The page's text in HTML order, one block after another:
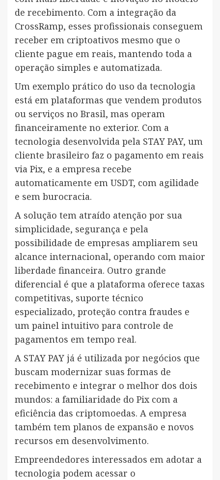
de recebimento. Com a integração da
CrossRamp, esses profissionais conseguem
receber em criptoativos mesmo que o
cliente pague em reais, mantendo toda a
operação simples e automatizada.
Um exemplo prático do uso da tecnologia
está em plataformas que vendem produtos
ou serviços no Brasil, mas operam
financeiramente no exterior. Com a
tecnologia desenvolvida pela STAY PAY, um
cliente brasileiro faz o pagamento em reais
via Pix, e a empresa recebe
automaticamente em USDT, com agilidade
e sem burocracia.
A solução tem atraído atenção por sua
simplicidade, segurança e pela
possibilidade de empresas ampliarem seu
alcance internacional, operando com maior
liberdade financeira. Outro grande
diferencial é que a plataforma oferece taxas
competitivas, suporte técnico
especializado, proteção contra fraudes e
um painel intuitivo para controle de
pagamentos em tempo real.
A STAY PAY já é utilizada por negócios que
buscam modernizar suas formas de
recebimento e integrar o melhor dos dois
mundos: a familiaridade do Pix com a
eficiência das criptomoedas. A empresa
também tem planos de expansão e novos
recursos em desenvolvimento.
Empreendedores interessados em adotar a
tecnologia podem acessar o